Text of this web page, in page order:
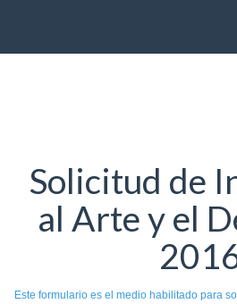
Solicitud de
al Arte y el
Este formulario es el medio habilitado para